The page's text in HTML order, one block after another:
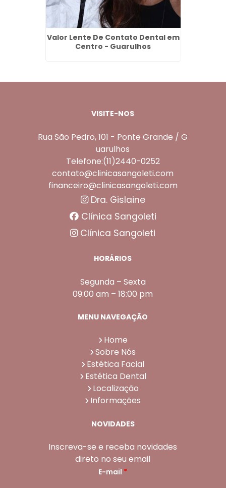
Valor Lente De Contato Dental em
Centro - Guarulhos
VISITE-NOS
Rua São Pedro, 101 - Ponte Grande / G
uarulhos
Telefone:(11)2440-0252
contato@clinicasangoleti.com
financeiro@clinicasangoleti.com
Dra. Gislaine
Clínica Sangoleti
Clínica Sangoleti
HORÁRIOS
Segunda – Sexta
09:00 am – 18:00 pm
MENU NAVEGAÇÃO
Home
Sobre Nós
Estética Facial
Estética Dental
Localização
Informações
NOVIDADES
Inscreva-se e receba novidades
direto no seu email
E-mail *